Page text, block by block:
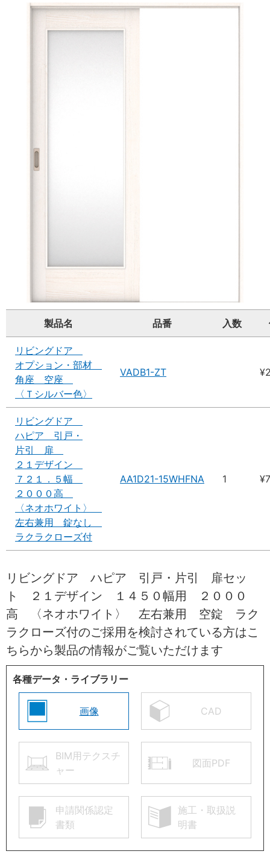
製品名 品番 入数
リビングドア
オプション・部材
角座 空座
〈Ｔシルバー色〉
VADB1-ZT
リビングドア
ハピア 引戸・
片引 扉
２１デザイン
７２１．５幅
２０００高
〈ネオホワイト〉
左右兼用 錠なし
ラクラクローズ付
AA1D21-15WHFNA 1
リビングドア ハピア 引戸・片引 扉セッ
ト ２１デザイン １４５０幅用 ２０００
高 〈ネオホワイト〉 左右兼用 空錠 ラク
ラクローズ付のご採用を検討されている方はこ
ちらから製品の情報がご覧いただけます
各種データ・ライブラリー
画像 CAD
BIM用テクスチ
ャー
図面PDF
申請関係認定
書類
施工・取扱説
明書